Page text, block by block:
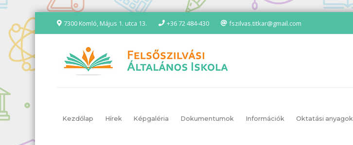
7300 Komló, Május 1. utca 13. +36 72 484-430 fszilvas.titkar@gmail.com
Kezdőlap Hírek Képgaléria Dokumentumok Információk Oktatási anyagok